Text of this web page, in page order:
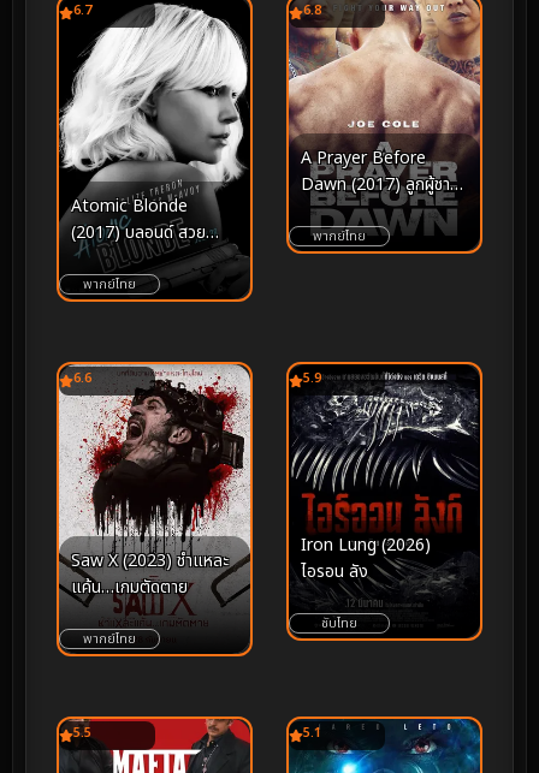
6.7
Atomic Blonde
(2017) บลอนด์ สวย
กระจุย
พากย์ไทย
6.8
A Prayer Before
Dawn (2017) ลูกผู้ชาย
สังเวียนเดือด
พากย์ไทย
6.6
Saw X (2023) ชำแหละ
แค้น…เกมตัดตาย
พากย์ไทย
5.9
Iron Lung (2026)
ไอรอน ลัง
ซับไทย
5.5 5.1